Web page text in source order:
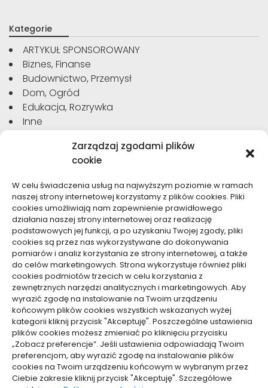
Zarządzaj zgodami plików
cookie
W celu świadczenia usług na najwyższym poziomie w ramach
naszej strony internetowej korzystamy z plików cookies. Pliki
cookies umożliwiają nam zapewnienie prawidłowego
działania naszej strony internetowej oraz realizację
podstawowych jej funkcji, a po uzyskaniu Twojej zgody, pliki
cookies są przez nas wykorzystywane do dokonywania
pomiarów i analiz korzystania ze strony internetowej, a także
do celów marketingowych. Strona wykorzystuje również pliki
cookies podmiotów trzecich w celu korzystania z
zewnętrznych narzędzi analitycznych i marketingowych. Aby
wyrazić zgodę na instalowanie na Twoim urządzeniu
końcowym plików cookies wszystkich wskazanych wyżej
kategorii kliknij przycisk "Akceptuję". Poszczególne ustawienia
plików cookies możesz zmieniać po kliknięciu przycisku
„Zobacz preferencje”. Jeśli ustawienia odpowiadają Twoim
preferencjom, aby wyrazić zgodę na instalowanie plików
cookies na Twoim urządzeniu końcowym w wybranym przez
Ciebie zakresie kliknij przycisk "Akceptuję". Szczegółowe
Kategorie
ARTYKUŁ SPONSOROWANY
Biznes, Finanse
Budownictwo, Przemysł
Dom, Ogród
Edukacja, Rozrywka
Inne
Motoryzacja, Transport
Sport, Turystyka
Technologie
Usługi
Zdrowie, Medycyna
Dolącz do nas
Lubisz pisać teksty i chciałbyś się podzielić swoją
wiedzą z innymi? Dołącz do nas już teraz. Podziel się
swoją wiedzą z innymi.
Polityka plików cookies (EU)